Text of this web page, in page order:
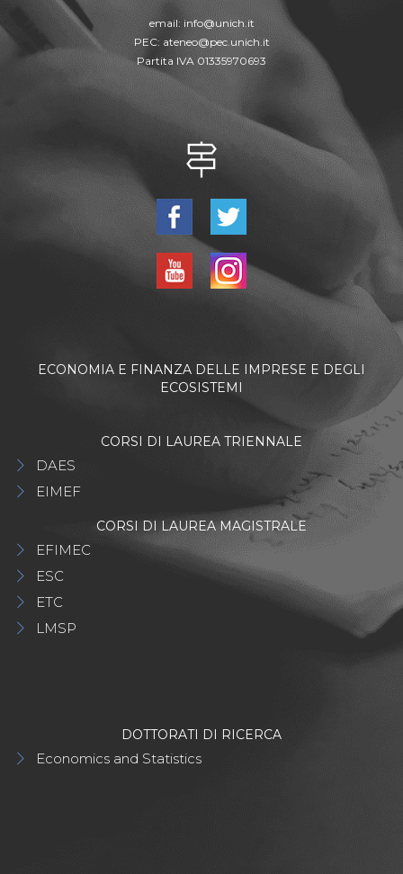
email: info@unich.it
PEC: ateneo@pec.unich.it
Partita IVA 01335970693
ECONOMIA E FINANZA DELLE IMPRESE E DEGLI
ECOSISTEMI
CORSI DI LAUREA TRIENNALE
DAES
EIMEF
CORSI DI LAUREA MAGISTRALE
EFIMEC
ESC
ETC
LMSP
DOTTORATI DI RICERCA
Economics and Statistics